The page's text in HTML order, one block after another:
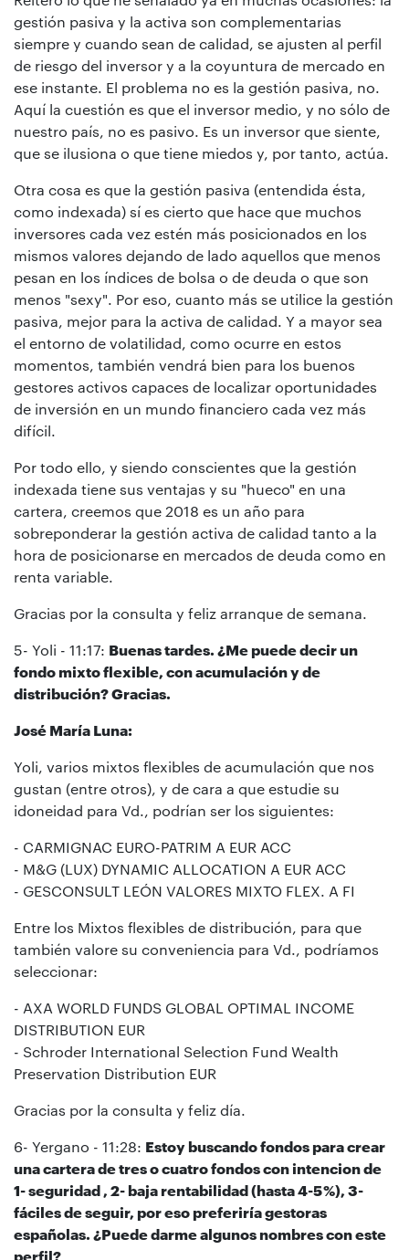
gestión pasiva y la activa son complementarias
siempre y cuando sean de calidad, se ajusten al perfil
de riesgo del inversor y a la coyuntura de mercado en
ese instante. El problema no es la gestión pasiva, no.
Aquí la cuestión es que el inversor medio, y no sólo de
nuestro país, no es pasivo. Es un inversor que siente,
que se ilusiona o que tiene miedos y, por tanto, actúa.
Otra cosa es que la gestión pasiva (entendida ésta,
como indexada) sí es cierto que hace que muchos
inversores cada vez estén más posicionados en los
mismos valores dejando de lado aquellos que menos
pesan en los índices de bolsa o de deuda o que son
menos "sexy". Por eso, cuanto más se utilice la gestión
pasiva, mejor para la activa de calidad. Y a mayor sea
el entorno de volatilidad, como ocurre en estos
momentos, también vendrá bien para los buenos
gestores activos capaces de localizar oportunidades
de inversión en un mundo financiero cada vez más
difícil.
Por todo ello, y siendo conscientes que la gestión
indexada tiene sus ventajas y su "hueco" en una
cartera, creemos que 2018 es un año para
sobreponderar la gestión activa de calidad tanto a la
hora de posicionarse en mercados de deuda como en
renta variable.
Gracias por la consulta y feliz arranque de semana.
5- Yoli - 11:17: Buenas tardes. ¿Me puede decir un
fondo mixto flexible, con acumulación y de
distribución? Gracias.
José María Luna:
Yoli, varios mixtos flexibles de acumulación que nos
gustan (entre otros), y de cara a que estudie su
idoneidad para Vd., podrían ser los siguientes:
- CARMIGNAC EURO-PATRIM A EUR ACC
- M&G (LUX) DYNAMIC ALLOCATION A EUR ACC
- GESCONSULT LEÓN VALORES MIXTO FLEX. A FI
Entre los Mixtos flexibles de distribución, para que
también valore su conveniencia para Vd., podríamos
seleccionar:
- AXA WORLD FUNDS GLOBAL OPTIMAL INCOME
DISTRIBUTION EUR
- Schroder International Selection Fund Wealth
Preservation Distribution EUR
Gracias por la consulta y feliz día.
6- Yergano - 11:28: Estoy buscando fondos para crear
una cartera de tres o cuatro fondos con intencion de
1- seguridad , 2- baja rentabilidad (hasta 4-5 %), 3-
fáciles de seguir, por eso preferiría gestoras
españolas. ¿Puede darme algunos nombres con este
perfil?